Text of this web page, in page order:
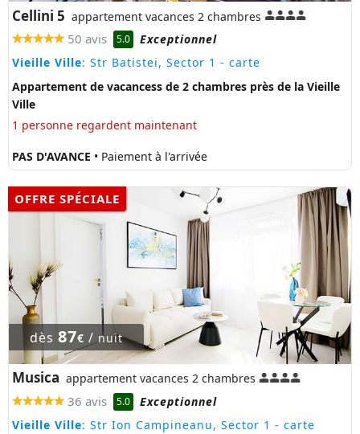
Cellini 5 appartement vacances 2 chambres
50 avis 5.0
Exceptionnel
Vieille Ville: Str Batistei, Sector 1 - carte
Appartement de vacancess de 2 chambres près de la Vieille
Ville
1 personne regardent maintenant
PAS D'AVANCE • Paiement à l'arrivée
OFFRE SPÉCIALE
dès 87€ /nuit
Musica appartement vacances 2 chambres
36 avis 5.0
Exceptionnel
Vieille Ville: Str Ion Campineanu, Sector 1 - carte